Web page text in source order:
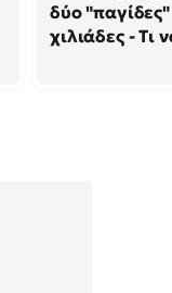
δύο
χιλιάδες - Τι